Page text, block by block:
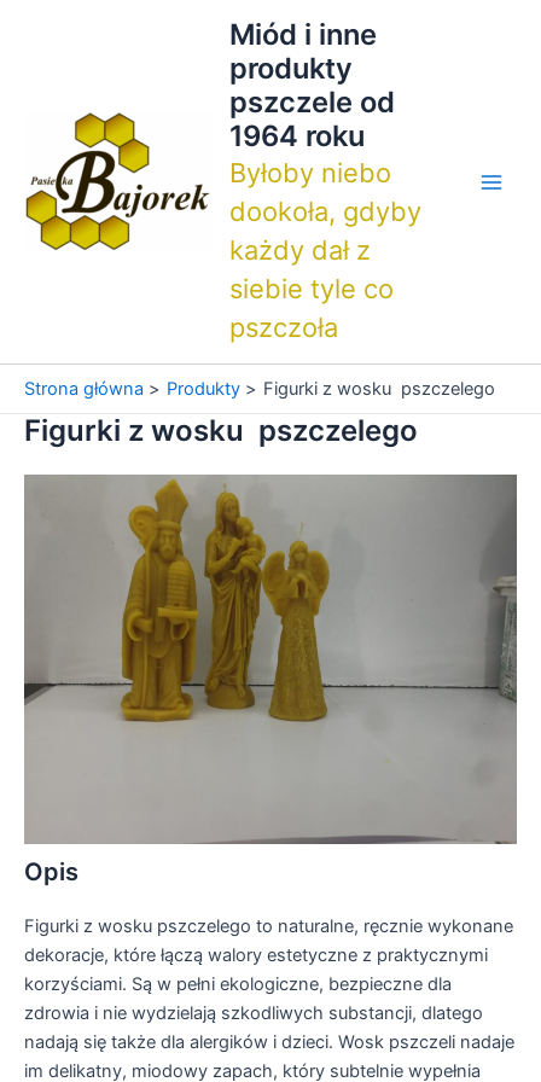
Miód i inne
produkty
pszczele od
1964 roku
Byłoby niebo
dookoła, gdyby
każdy dał z
siebie tyle co
pszczoła
Strona główna Produkty Figurki z wosku pszczelego
Figurki z wosku pszczelego
Opis
Figurki z wosku pszczelego to naturalne, ręcznie wykonane
dekoracje, które łączą walory estetyczne z praktycznymi
korzyściami. Są w pełni ekologiczne, bezpieczne dla
zdrowia i nie wydzielają szkodliwych substancji, dlatego
nadają się także dla alergików i dzieci. Wosk pszczeli nadaje
im delikatny, miodowy zapach, który subtelnie wypełnia